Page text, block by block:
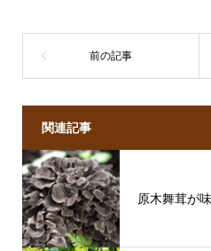
関連記事
原木舞茸が